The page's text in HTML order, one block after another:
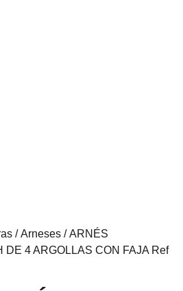
/Arneses / ARNÉS
DE 4 ARGOLLAS CON FAJA Ref